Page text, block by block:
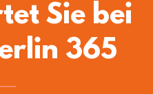
Sie bei
365